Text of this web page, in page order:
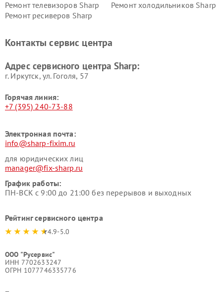
Ремонт телевизоров Sharp
Ремонт холодильников Sharp
Ремонт ресиверов Sharp
Контакты сервис центра
Адрес сервисного центра Sharp:
г. Иркутск, ул. ​Гоголя, 57
Горячая линия:
+7 (395) 240-73-88
Электронная почта:
info@sharp-fixim.ru
для юридических лиц
manager@fix-sharp.ru
График работы:
ПН-ВСК с 9:00 до 21:00 без перерывов и выходных
Рейтинг сервисного центра
4.9-5.0
ООО "Русервис"
ИНН 7702633247
ОГРН 1077746335776